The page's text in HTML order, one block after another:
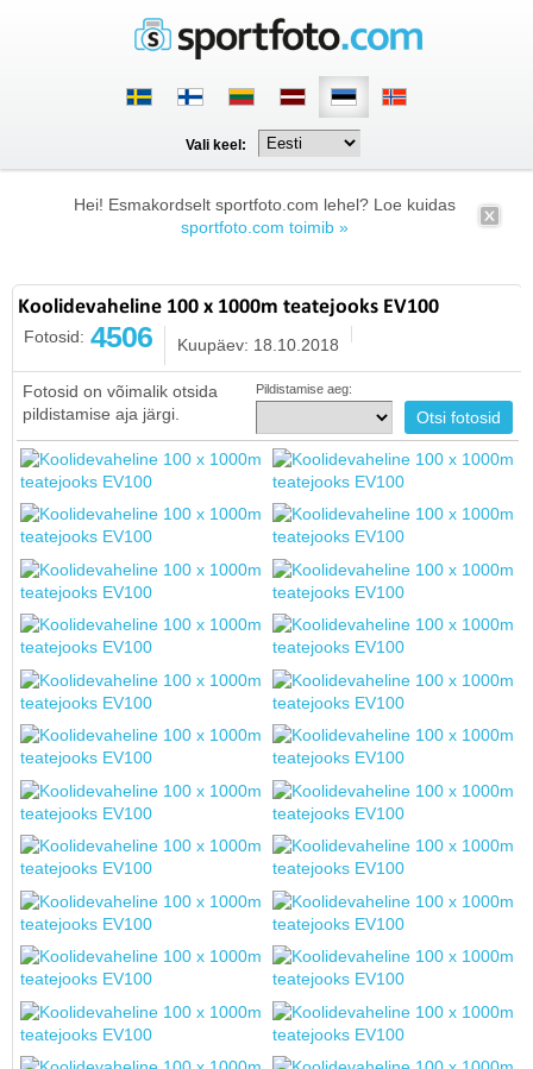
Vali keel:
Hei! Esmakordselt sportfoto.com lehel? Loe kuidas
sportfoto.com toimib »
Koolidevaheline 100 x 1000m teatejooks EV100
Fotosid: 4506 Kuupäev: 18.10.2018
Fotosid on võimalik otsida
pildistamise aja järgi.
Pildistamise aeg: